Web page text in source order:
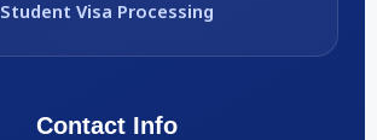
Student Visa Processing
Contact Info